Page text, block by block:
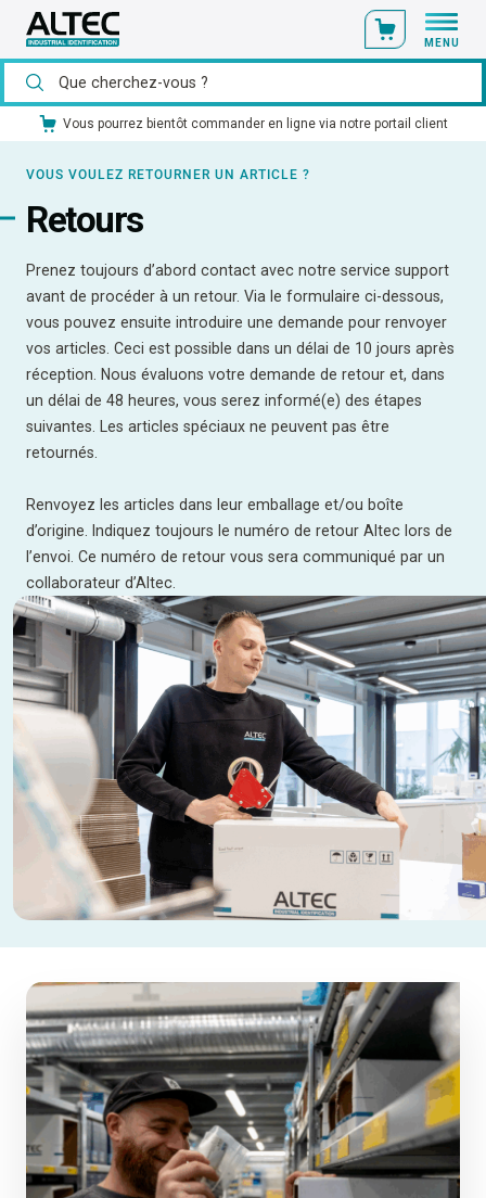
MENU
Vous pourrez bientôt commander en ligne via notre portail client
VOUS VOULEZ RETOURNER UN ARTICLE ?
Retours
Prenez toujours d’abord contact avec notre service support
avant de procéder à un retour. Via le formulaire ci-dessous,
vous pouvez ensuite introduire une demande pour renvoyer
vos articles. Ceci est possible dans un délai de 10 jours après
réception. Nous évaluons votre demande de retour et, dans
un délai de 48 heures, vous serez informé(e) des étapes
suivantes. Les articles spéciaux ne peuvent pas être
retournés.
Renvoyez les articles dans leur emballage et/ou boîte
d’origine. Indiquez toujours le numéro de retour Altec lors de
l’envoi. Ce numéro de retour vous sera communiqué par un
collaborateur d’Altec.